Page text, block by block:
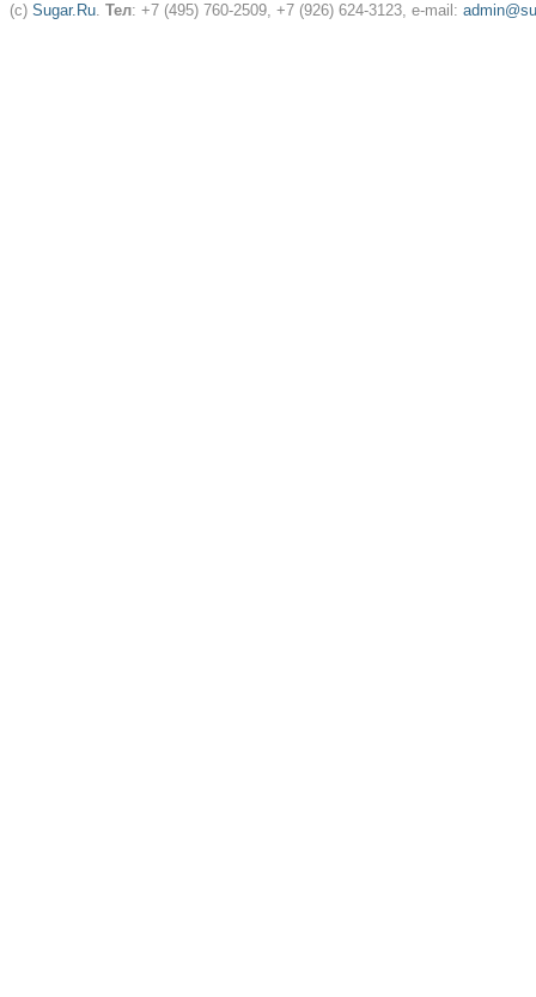
(c) Sugar.Ru. Тел: +7 (495) 760-2509, +7 (926) 624-3123, e-mail: